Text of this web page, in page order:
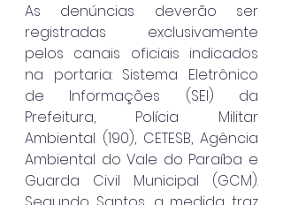
As denúncias deverão ser
registradas exclusivamente
pelos canais oficiais indicados
na portaria: Sistema Eletrônico
de Informações (SEI) da
Prefeitura, Polícia Militar
Ambiental (190), CETESB, Agência
Ambiental do Vale do Paraíba e
Guarda Civil Municipal (GCM).